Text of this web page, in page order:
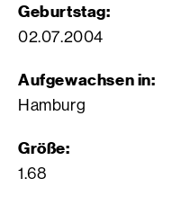
Geburtstag:
02.07.2004
Aufgewachsen in:
Hamburg
Größe:
1.68